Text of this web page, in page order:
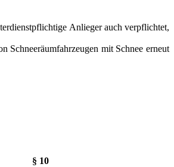
Anlieger auch verpflichtet,
Schneeräumfahrzeugen mit Schnee erneut
§ 10